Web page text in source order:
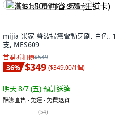
满 $1,500 再省 $75 (王道卡)
mijia 米家 聲波掃震電動牙刷, 白色, 1
支, MES609
首購折扣價$549
36% $349 ($349.00/1個)
明天 8/7 (五) 預計送達
酷澎直售 ∙ 免運 ∙ 免費退貨
(54)